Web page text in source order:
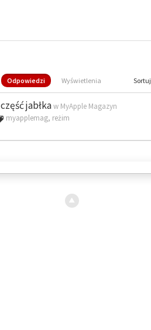
Odpowiedzi Wyświetlenia Sortuj
jabłkaw MyApple Magazyn
myapplemag, reżim